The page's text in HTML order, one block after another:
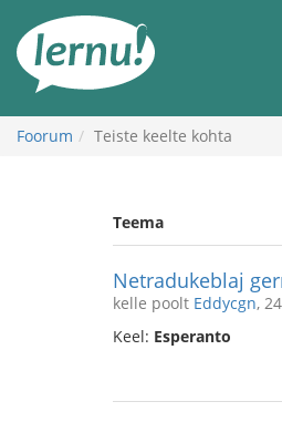
juurde
Foorum Teiste keelte kohta
Teema
Netradukeblaj
kelle poolt Eddycgn,
Keel: Esperanto